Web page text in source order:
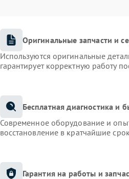
Оригинальные запчасти и
Используются оригинальные
гарантирует корректную работу
Бесплатная диагностика и
Современное оборудование и
восстановление в кратчайшие
Гарантия на работы и